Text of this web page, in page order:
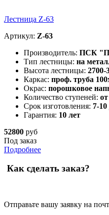
Лестница Z-63
Артикул: Z-63
Производитель: ПСК
Тип лестницы: на
Высота лестницы: 2700-
Каркас: проф. труба
Окрас: порошковое
Количество ступеней:
Срок изготовления: 7-
Гарантия: 10 лет
52800 руб
Под заказ
Подробнее
Как сделать заказ?
Отправьте вашу заявку на